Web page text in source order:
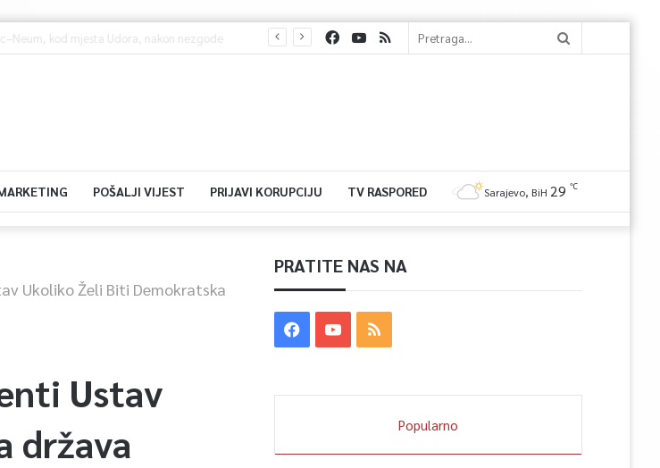
novčane pomoći
POŠALJI VIJEST PRIJAVI KORUPCIJU TV RASPORED Sarajevo, BiH 29 ℃
Ukoliko Želi Biti Demokratska
Ustav
država
PRATITE NAS NA
Popularno